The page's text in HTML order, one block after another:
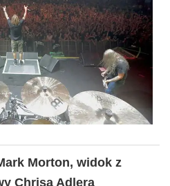
Morton, widok z
Chrisa Adlera